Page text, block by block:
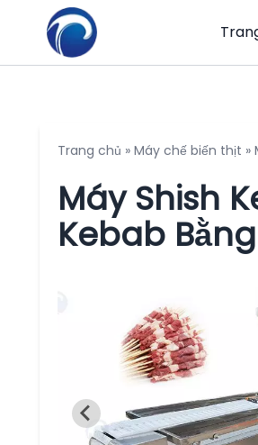
Trang chủ » Máy chế biến thịt »
Máy Shish
Kebab